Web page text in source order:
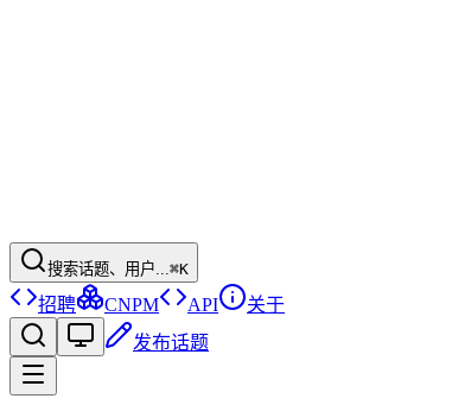
搜索话题、用户...⌘K
招聘 CNPM API
关于
发布话题